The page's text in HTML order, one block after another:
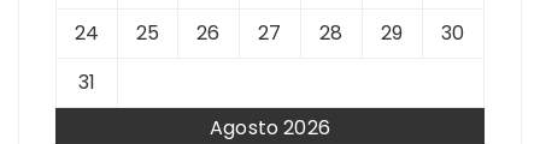
Agosto 2026
24
25 26 27 28 29
30
31